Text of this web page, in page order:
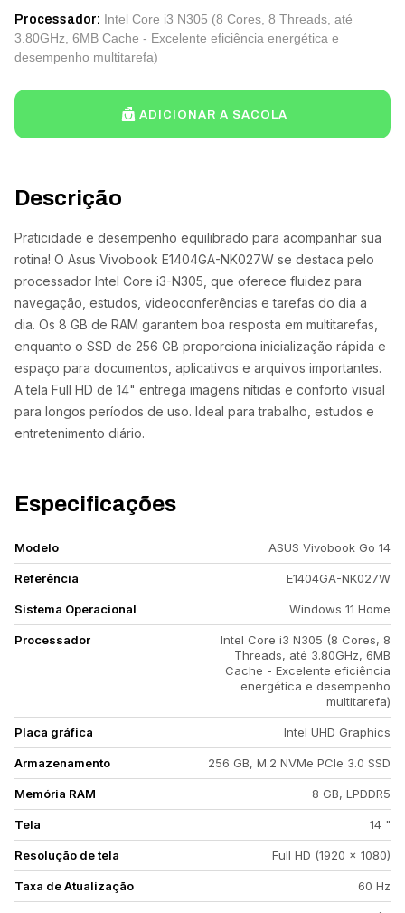
Descrição
Praticidade e desempenho equilibrado para acompanhar sua
rotina! O Asus Vivobook E1404GA-NK027W se destaca pelo
processador Intel Core i3-N305, que oferece fluidez para
navegação, estudos, videoconferências e tarefas do dia a
dia. Os 8 GB de RAM garantem boa resposta em multitarefas,
enquanto o SSD de 256 GB proporciona inicialização rápida e
espaço para documentos, aplicativos e arquivos importantes.
A tela Full HD de 14" entrega imagens nítidas e conforto visual
para longos períodos de uso. Ideal para trabalho, estudos e
entretenimento diário.
Especificações
Modelo ASUS Vivobook Go 14
Referência E1404GA-NK027W
Sistema Operacional Windows 11 Home
Processador
Intel Core i3 N305 (8 Cores, 8
Threads, até 3.80GHz, 6MB
Cache - Excelente eficiência
energética e desempenho
multitarefa)
Placa gráfica Intel UHD Graphics
Armazenamento 256 GB, M.2 NVMe PCIe 3.0 SSD
Memória RAM 8 GB, LPDDR5
Tela 14 "
Resolução de tela Full HD (1920 x 1080)
Taxa de Atualização 60 Hz
Processador: Intel Core i3 N305 (8 Cores, 8 Threads, até
3.80GHz, 6MB Cache - Excelente eficiência energética e
desempenho multitarefa)
ADICIONAR A SACOLA